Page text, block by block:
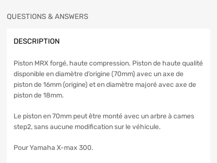
QUESTIONS & ANSWERS
DESCRIPTION
Piston MRX forgé, haute compression. Piston de haute qualité
disponible en diamètre d’origine (70mm) avec un axe de
piston de 16mm (origine) et en diamètre majoré avec axe de
piston de 18mm.
Le piston en 70mm peut être monté avec un arbre à cames
step2, sans aucune modification sur le véhicule.
Pour Yamaha X-max 300.